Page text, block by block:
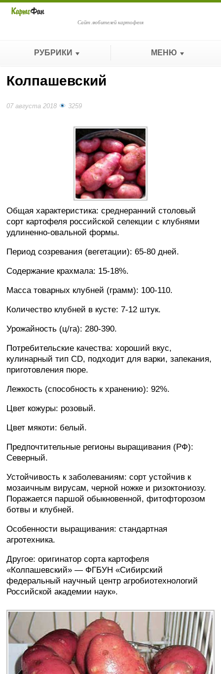
Сайт любителей картофеля
РУБРИКИ МЕНЮ
Колпашевский
07 августа 2018 3259
Общая характеристика: среднеранний столовый
сорт картофеля российской селекции с клубнями
удлиненно-овальной формы.
Период созревания (вегетации): 65-80 дней.
Содержание крахмала: 15-18%.
Масса товарных клубней (грамм): 100-110.
Количество клубней в кусте: 7-12 штук.
Урожайность (ц/га): 280-390.
Потребительские качества: хороший вкус,
кулинарный тип CD, подходит для варки, запекания,
приготовления пюре.
Лежкость (способность к хранению): 92%.
Цвет кожуры: розовый.
Цвет мякоти: белый.
Предпочтительные регионы выращивания (РФ):
Северный.
Устойчивость к заболеваниям: сорт устойчив к
мозаичным вирусам, черной ножке и ризоктониозу.
Поражается паршой обыкновенной, фитофторозом
ботвы и клубней.
Особенности выращивания: стандартная
агротехника.
Другое: оригинатор сорта картофеля
«Колпашевский» — ФГБУН «Сибирский
федеральный научный центр агробиотехнологий
Российской академии наук».